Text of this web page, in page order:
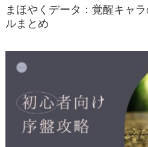
まほやくデータ：覚醒キャ
ルまとめ